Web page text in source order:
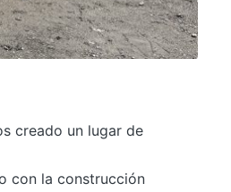
creado un lugar de
con la construcción